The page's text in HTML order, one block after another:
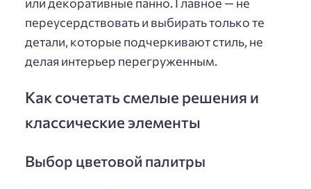
переусердствовать и выбирать только те
детали, которые подчеркивают стиль, не
делая интерьер перегруженным.
Как сочетать смелые решения и
классические элементы
Выбор цветовой палитры